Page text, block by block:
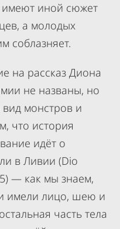
иной сюжет
а молодых
соблазняет.
на рассказ Диона
не названы, но
монстров и
что история
идёт о
в Ливии (Dio
— как мы знаем,
имели лицо, шею и
часть тела